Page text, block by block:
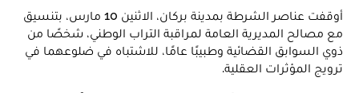
أوقفت عناصر الشرطة بمدينة بركان، الاثنين 10 مارس، بتنسيق
مع مصالح المديرية العامة لمراقبة التراب الوطني، شخصًا من
ذوي السوابق القضائية وطبيبًا عامًا، للاشتباه في ضلوعهما في
ترويج المؤثرات العقلية.